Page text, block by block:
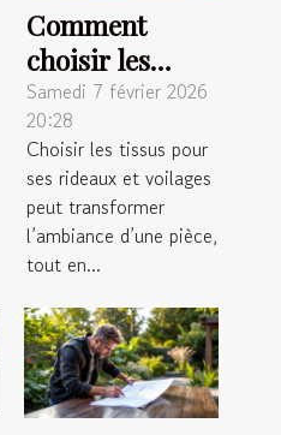
Comment
choisir les
meilleurs tissus
pour vos
rideaux et
voilages ?
Samedi 7 février 2026
20:28
Choisir les tissus pour
ses rideaux et voilages
peut transformer
l’ambiance d’une pièce,
tout en...